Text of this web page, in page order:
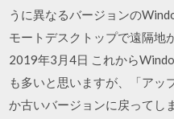
うに異なるバージョンの
モートデスクトップで遠隔地
2019年3月4日 これから
も多いと思いますが、「アッ
か古いバージョンに戻ってし